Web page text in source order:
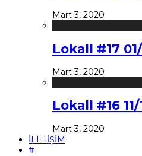
Mart 3, 2020
Lokall #17
Mart 3, 2020
Lokall #16 11/
Mart 3, 2020
İLETİŞİM
#